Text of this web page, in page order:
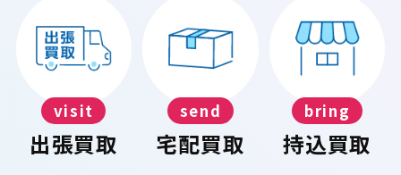
visit
出張買取
send
宅配買取
bring
持込買取